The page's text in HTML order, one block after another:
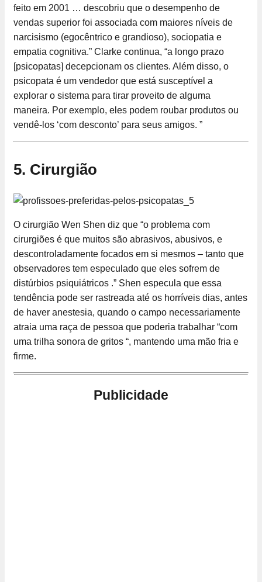
feito em 2001 … descobriu que o desempenho de
vendas superior foi associada com maiores níveis de
narcisismo (egocêntrico e grandioso), sociopatia e
empatia cognitiva.” Clarke continua, “a longo prazo
[psicopatas] decepcionam os clientes. Além disso, o
psicopata é um vendedor que está susceptível a
explorar o sistema para tirar proveito de alguma
maneira. Por exemplo, eles podem roubar produtos ou
vendê-los ‘com desconto’ para seus amigos. ”
5. Cirurgião
O cirurgião Wen Shen diz que “o problema com
cirurgiões é que muitos são abrasivos, abusivos, e
descontroladamente focados em si mesmos – tanto que
observadores tem especulado que eles sofrem de
distúrbios psiquiátricos .” Shen especula que essa
tendência pode ser rastreada até os horríveis dias, antes
de haver anestesia, quando o campo necessariamente
atraia uma raça de pessoa que poderia trabalhar “com
uma trilha sonora de gritos “, mantendo uma mão fria e
firme.
Publicidade